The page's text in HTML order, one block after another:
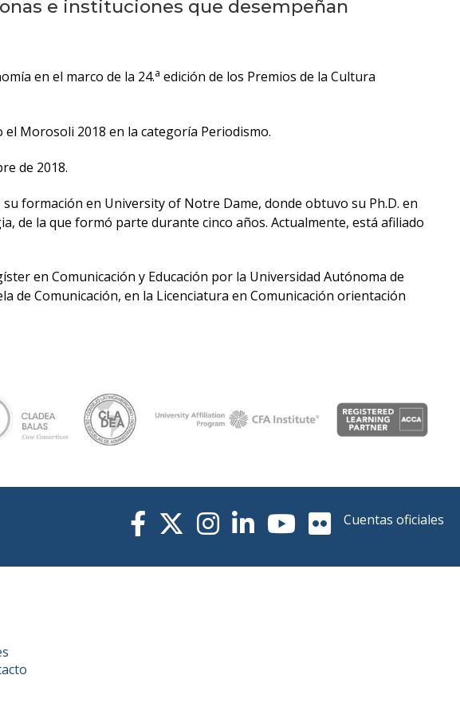
anteriores
en
los
Blog
e instituciones que desempeñan
en el marco de la 24.a edición de los Premios de la Cultura
el Morosoli 2018 en la categoría Periodismo.
de 2018.
formación en University of Notre Dame, donde obtuvo su Ph.D. en
de la que formó parte durante cinco años. Actualmente, está afiliado
en Comunicación y Educación por la Universidad Autónoma de
de Comunicación, en la Licenciatura en Comunicación orientación
Cuentas oficiales